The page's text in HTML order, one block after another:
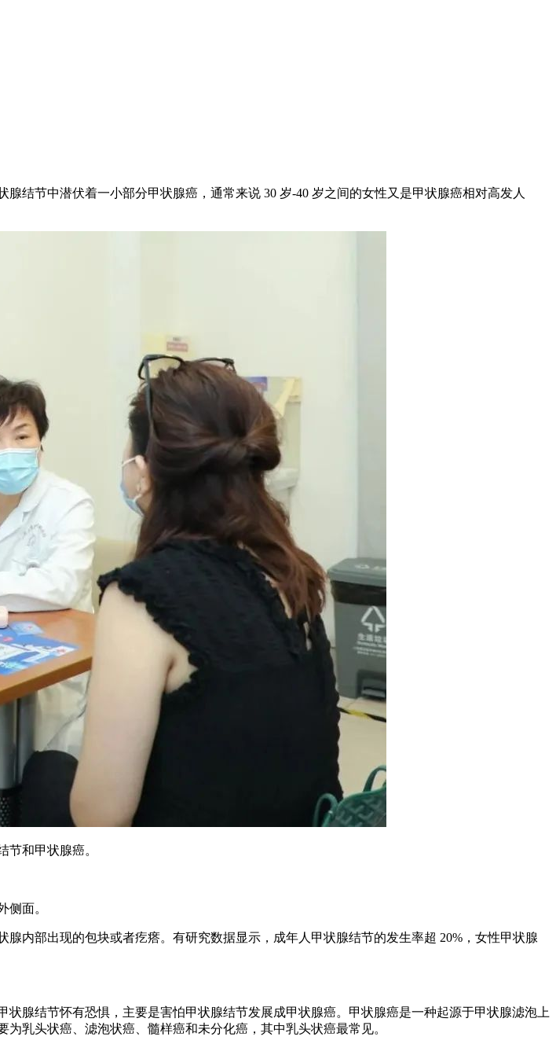
腺结节中潜伏着一小部分甲状腺癌，通常来说 30 岁-40 岁之间的女性又是甲状腺癌相对高发人
和甲状腺癌。
侧面。
内部出现的包块或者疙瘩。有研究数据显示，成年人甲状腺结节的发生率超 20%，女性甲状腺
腺结节怀有恐惧，主要是害怕甲状腺结节发展成甲状腺癌。甲状腺癌是一种起源于甲状腺滤泡上
乳头状癌、滤泡状癌、髓样癌和未分化癌，其中乳头状癌最常见。